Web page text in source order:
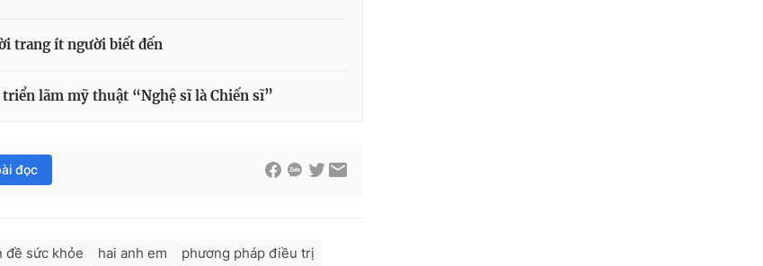
trang ít người biết đến
lãm mỹ thuật “Nghệ sĩ là Chiến sĩ”
đọc
đề sức khỏe hai anh em
phương pháp điều trị